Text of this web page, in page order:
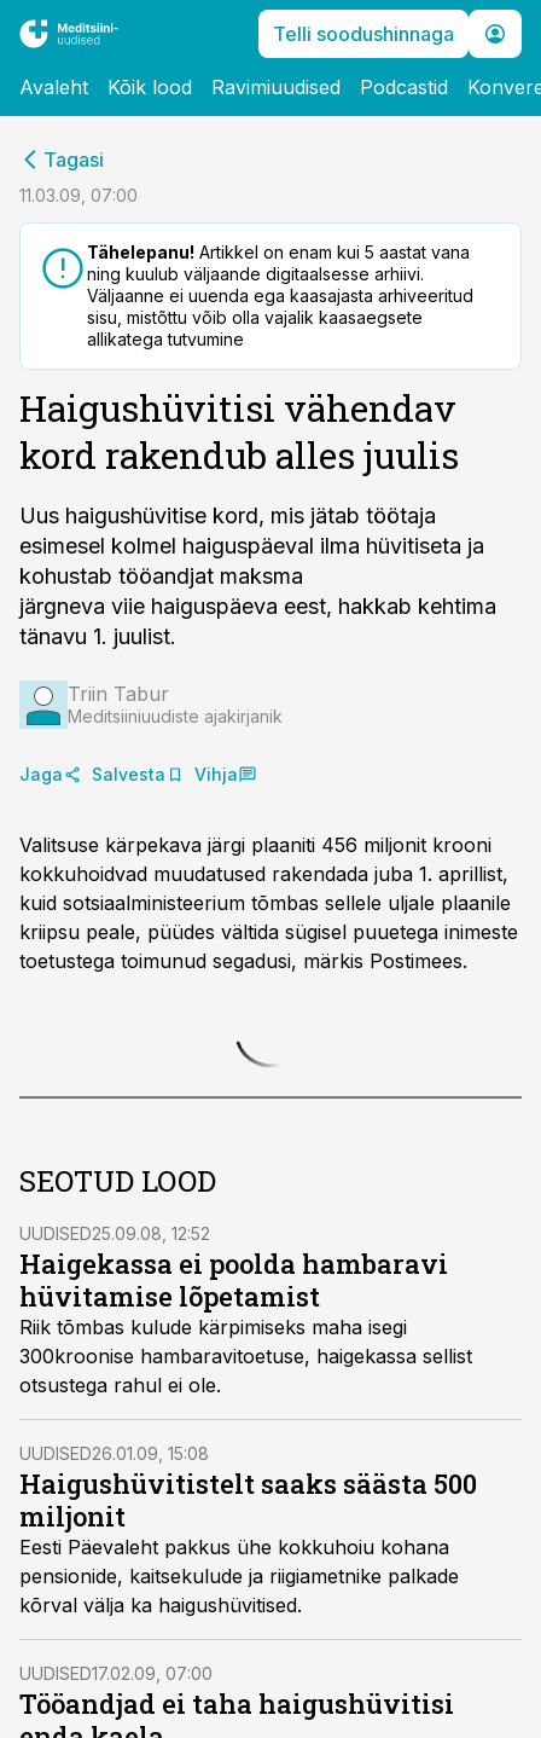
Telli soodushinnaga
Avaleht Kõik lood Ravimiuudised Podcastid
Tagasi
11.03.09, 07:00
Tähelepanu! Artikkel on enam kui 5 aastat vana
ning kuulub väljaande digitaalsesse arhiivi.
Väljaanne ei uuenda ega kaasajasta arhiveeritud
sisu, mistõttu võib olla vajalik kaasaegsete
allikatega tutvumine
Haigushüvitisi vähendav
kord rakendub alles juulis
Uus haigushüvitise kord, mis jätab töötaja
esimesel kolmel haiguspäeval ilma hüvitiseta ja
kohustab tööandjat maksma
järgneva viie haiguspäeva eest, hakkab kehtima
tänavu 1. juulist.
Triin Tabur
Meditsiiniuudiste ajakirjanik
Jaga Salvesta Vihja
Valitsuse kärpekava järgi plaaniti 456 miljonit krooni
kokkuhoidvad muudatused rakendada juba 1. aprillist,
kuid sotsiaalministeerium tõmbas sellele uljale plaanile
kriipsu peale, püüdes vältida sügisel puuetega inimeste
toetustega toimunud segadusi, märkis Postimees.
SEOTUD LOOD
UUDISED25.09.08, 12:52
Haigekassa ei poolda hambaravi
hüvitamise lõpetamist
Riik tõmbas kulude kärpimiseks maha isegi
300kroonise hambaravitoetuse, haigekassa sellist
otsustega rahul ei ole.
UUDISED26.01.09, 15:08
Haigushüvitistelt saaks säästa 500
miljonit
Eesti Päevaleht pakkus ühe kokkuhoiu kohana
pensionide, kaitsekulude ja riigiametnike palkade
kõrval välja ka haigushüvitised.
UUDISED17.02.09, 07:00
Tööandjad ei taha haigushüvitisi